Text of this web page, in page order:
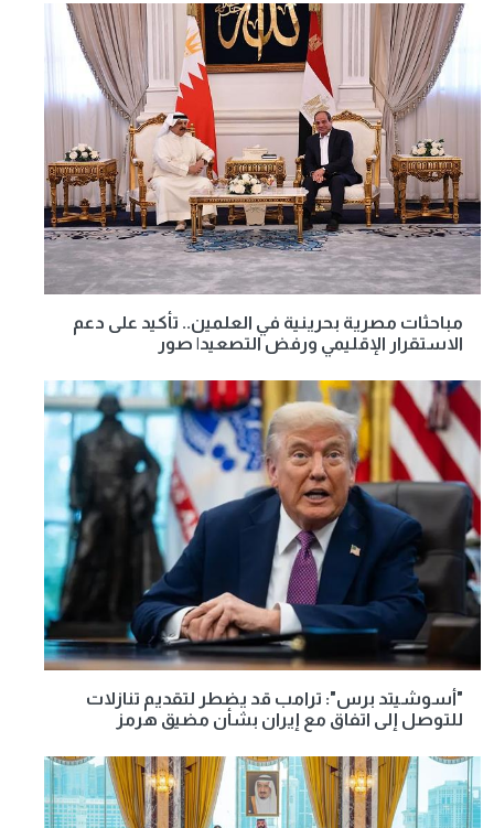
مباحثات مصرية بحرينية في العلمين.. تأكيد على دعم
الاستقرار الإقليمي ورفض التصعيد| صور
"أسوشيتد برس": ترامب قد يضطر لتقديم تنازلات
للتوصل إلى اتفاق مع إيران بشأن مضيق هرمز